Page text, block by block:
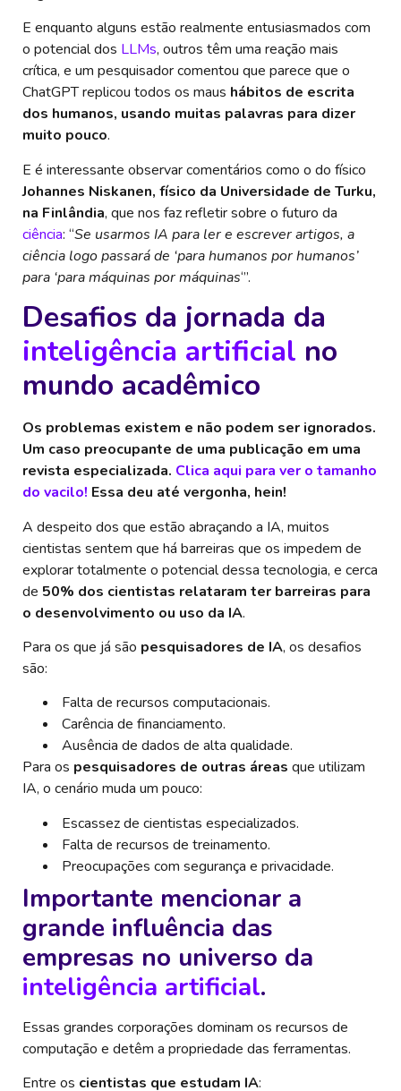
E enquanto alguns estão realmente entusiasmados com
o potencial dos LLMs, outros têm uma reação mais
crítica, e um pesquisador comentou que parece que o
ChatGPT replicou todos os maus hábitos de escrita
dos humanos, usando muitas palavras para dizer
muito pouco.
E é interessante observar comentários como o do físico
Johannes Niskanen, físico da Universidade de Turku,
na Finlândia, que nos faz refletir sobre o futuro da
ciência: “Se usarmos IA para ler e escrever artigos, a
ciência logo passará de ‘para humanos por humanos’
para ‘para máquinas por máquinas‘”.
Desafios da jornada da
inteligência artificial no
mundo acadêmico
Os problemas existem e não podem ser ignorados.
Um caso preocupante de uma publicação em uma
revista especializada. Clica aqui para ver o tamanho
do vacilo! Essa deu até vergonha, hein!
A despeito dos que estão abraçando a IA, muitos
cientistas sentem que há barreiras que os impedem de
explorar totalmente o potencial dessa tecnologia, e cerca
de 50% dos cientistas relataram ter barreiras para
o desenvolvimento ou uso da IA.
Para os que já são pesquisadores de IA, os desafios
são:
Falta de recursos computacionais.
Carência de financiamento.
Ausência de dados de alta qualidade.
Para os pesquisadores de outras áreas que utilizam
IA, o cenário muda um pouco:
Escassez de cientistas especializados.
Falta de recursos de treinamento.
Preocupações com segurança e privacidade.
Importante mencionar a
grande influência das
empresas no universo da
inteligência artificial.
Essas grandes corporações dominam os recursos de
computação e detêm a propriedade das ferramentas.
Entre os cientistas que estudam IA: